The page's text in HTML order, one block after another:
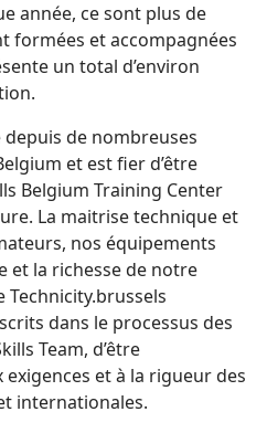
année, ce sont plus de
formées et accompagnées
un total d’environ
de nombreuses
et est fier d’être
Belgium Training Center
La maitrise technique et
nos équipements
et la richesse de notre
Technicity.brussels
dans le processus des
Team, d’être
et à la rigueur des
internationales.